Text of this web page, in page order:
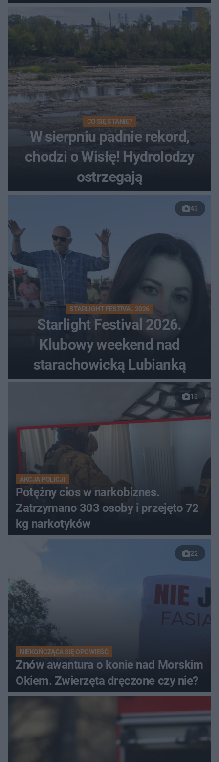
Toruniu
CO SIĘ STANIE?
W sierpniu padnie rekord,
chodzi o Wisłę! Hydrolodzy
ostrzegają
43
STARLIGHT FESTIVAL 2026
Starlight Festival 2026.
Klubowy weekend nad
starachowicką Lubianką
13
AKCJA POLICJI
Potężny cios w narkobiznes.
Zatrzymano 303 osoby i przejęto 72
kg narkotyków
22
NIEKOŃCZĄCA SIĘ OPOWIEŚĆ
Znów awantura o konie nad Morskim
Okiem. Zwierzęta dręczone czy nie?